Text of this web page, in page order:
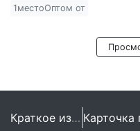
1местоОптом от
Краткое изложение предприятия